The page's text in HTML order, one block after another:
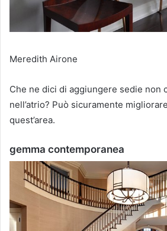
Meredith Airone
Che ne dici di aggiungere sedie non
nell’atrio? Può sicuramente
quest’area.
gemma contemporanea